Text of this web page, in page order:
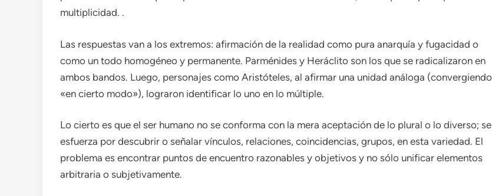
multiplicidad. .
Las respuestas van a los extremos: afirmación de la realidad como pura anarquía y fugacidad o
como un todo homogéneo y permanente. Parménides y Heráclito son los que se radicalizaron en
ambos bandos. Luego, personajes como Aristóteles, al afirmar una unidad análoga (convergiendo
«en cierto modo»), lograron identificar lo uno en lo múltiple.
Lo cierto es que el ser humano no se conforma con la mera aceptación de lo plural o lo diverso; se
esfuerza por descubrir o señalar vínculos, relaciones, coincidencias, grupos, en esta variedad. El
problema es encontrar puntos de encuentro razonables y objetivos y no sólo unificar elementos
arbitraria o subjetivamente.